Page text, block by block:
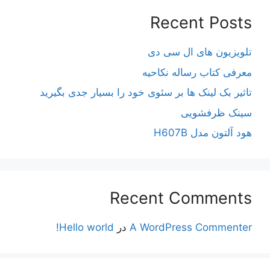
Recent Posts
تلویزیون های ال سی دی
معرفی کتاب رساله نکاحیه
تاثیر بک لینک ها بر سئوی خود را بسیار جدی بگیرید
سینک ظرفشویی
هود آلتون مدل H607B
Recent Comments
A WordPress Commenter در Hello world!